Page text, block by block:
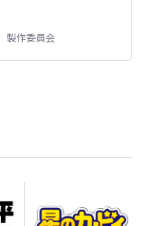
製作委員会